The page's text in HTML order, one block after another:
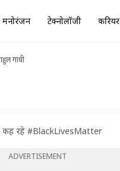
मनोरंजन टेक्नोलॉजी करियर
गांधी
कह रहे #BlackLivesMatter
ADVERTISEMENT